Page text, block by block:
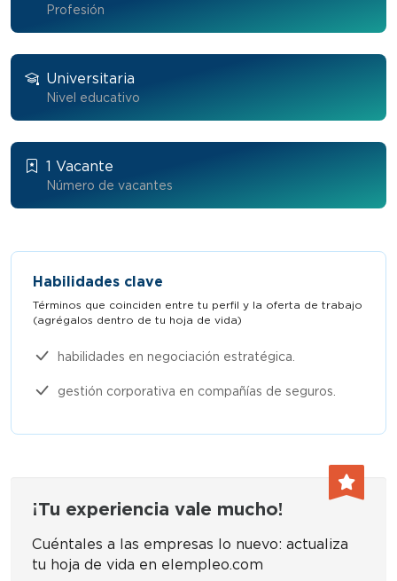
Profesión
Universitaria
Nivel educativo
1 Vacante
Número de vacantes
Habilidades clave
Términos que coinciden entre tu perfil y la oferta de trabajo
(agrégalos dentro de tu hoja de vida)​
habilidades en negociación estratégica.
gestión corporativa en compañías de seguros.
¡Tu experiencia vale mucho!
Cuéntales a las empresas lo nuevo: actualiza
tu hoja de vida en elempleo.com